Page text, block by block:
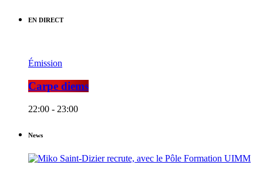
EN DIRECT
Émission
Carpe diems
22:00 - 23:00
News